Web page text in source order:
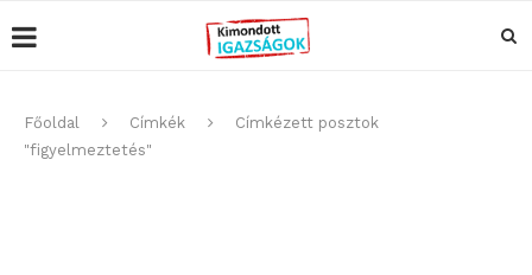
Főoldal Címkék
Címkézett posztok
"figyelmeztetés"